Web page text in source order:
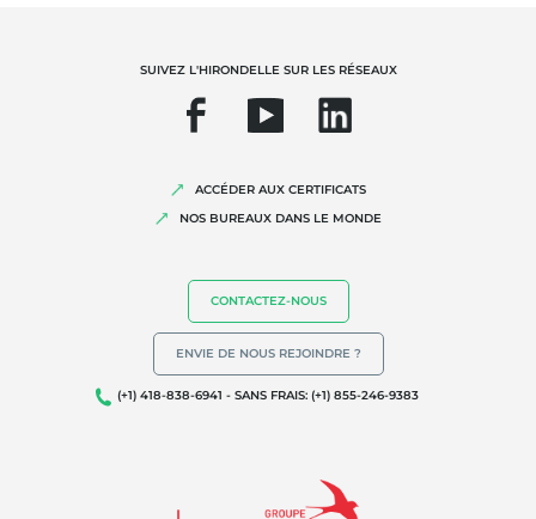
Agriculture biologique
Commerce équitable
Agriculture durable
Qualité et securité alimentaire
Biodiversité et changement climatique
Allégations environnementales
SUIVEZ L'HIRONDELLE SUR LES RÉSEAUX
ACCÉDER AUX CERTIFICATS
NOS BUREAUX DANS LE MONDE
CONTACTEZ-NOUS
ENVIE DE NOUS REJOINDRE ?
(+1) 418-838-6941 - SANS FRAIS: (+1) 855-246-9383